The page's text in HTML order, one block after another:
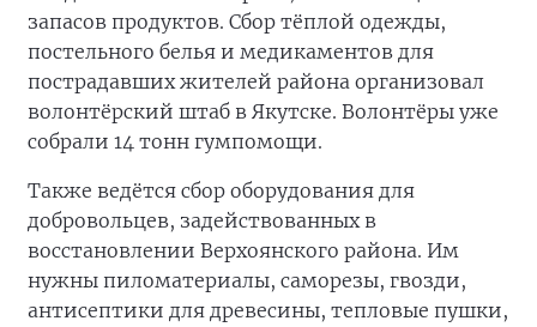
запасов продуктов. Сбор тёплой одежды,
постельного белья и медикаментов для
пострадавших жителей района организовал
волонтёрский штаб в Якутске. Волонтёры уже
собрали 14 тонн гумпомощи.
Также ведётся сбор оборудования для
добровольцев, задействованных в
восстановлении Верхоянского района. Им
нужны пиломатериалы, саморезы, гвозди,
антисептики для древесины, тепловые пушки,